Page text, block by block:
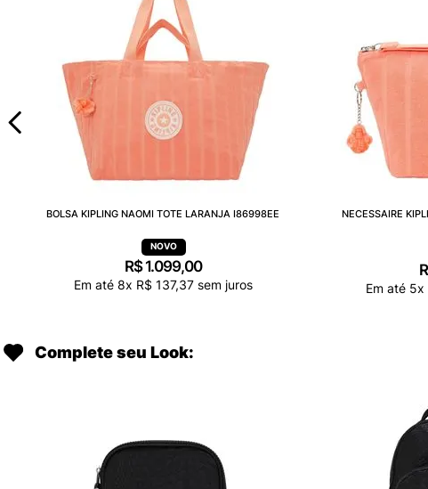
BOLSA KIPLING NAOMI TOTE LARANJA I86998EE
R$ 1.099,00
Em até 8x R$ 137,37sem juros
NECESSAIRE
Em até 5x
Complete seu Look: